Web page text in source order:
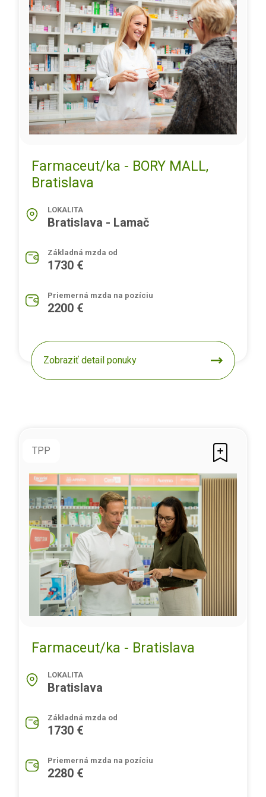
Farmaceut/ka - BORY MALL,
Bratislava
LOKALITA
Bratislava - Lamač
Základná mzda od
1730 €
Priemerná mzda na pozíciu
2200 €
Zobraziť detail ponuky
TPP
Farmaceut/ka - Bratislava
LOKALITA
Bratislava
Základná mzda od
1730 €
Priemerná mzda na pozíciu
2280 €